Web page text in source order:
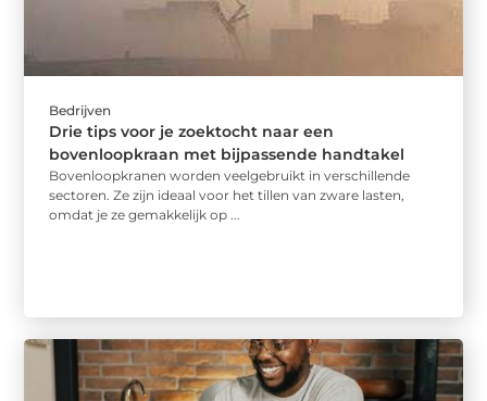
Bedrijven
Drie tips voor je zoektocht naar een
bovenloopkraan met bijpassende handtakel
Bovenloopkranen worden veelgebruikt in verschillende
sectoren. Ze zijn ideaal voor het tillen van zware lasten,
omdat je ze gemakkelijk op ...